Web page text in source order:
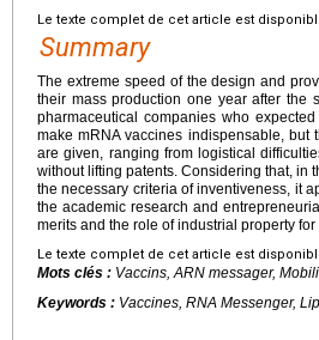
Le texte complet de cet article est
Summary
The extreme speed of the design and
their mass production one year after the
pharmaceutical companies who
make mRNA vaccines indispensable,
are given, ranging from logistical
without lifting patents. Considering that, in
the necessary criteria of inventiveness, it
the academic research and
merits and the role of industrial property
Le texte complet de cet article est
Mots clés : Vaccins, ARN messager,
Keywords : Vaccines, RNA Messenger,